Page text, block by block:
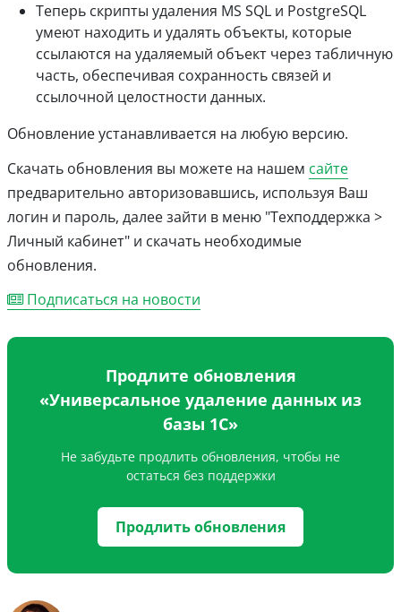
Теперь скрипты удаления MS SQL и PostgreSQL
умеют находить и удалять объекты, которые
ссылаются на удаляемый объект через табличную
часть, обеспечивая сохранность связей и
ссылочной целостности данных.
Обновление устанавливается на любую версию.
Скачать обновления вы можете на нашем сайте
предварительно авторизовавшись, используя Ваш
логин и пароль, далее зайти в меню "Техподдержка >
Личный кабинет" и скачать необходимые
обновления.
Подписаться на новости
Продлите обновления
«Универсальное удаление данных из
базы 1С»
Не забудьте продлить обновления, чтобы не
остаться без поддержки
Продлить обновления